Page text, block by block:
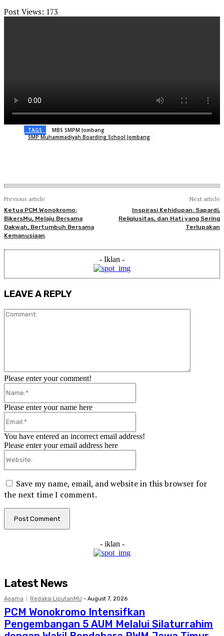
Post Views: 173
TAGS
MBS SMPM Jombang
SMP Muhammadiyah Boarding School Jombang
Previous article
Ketua PCM Wonokromo:
BikersMu, Melaju Bersama
Dakwah, Bertumbuh Bersama
Kemanusiaan
Next article
Inspirasi Kehidupan: Sapardi,
Religiusitas, dan Hati yang Sering
Terlupakan
- Iklan -
LEAVE A REPLY
Please enter your comment!
Please enter your name here
You have entered an incorrect email address!
Please enter your email address here
Save my name, email, and website in this browser for
the next time I comment.
- iklan -
Latest News
Agama Redaksi LiputanMU - August 7, 2026
PCM Wonokromo Intensifkan
Pengembangan 5 AUM Melalui Silaturrahim